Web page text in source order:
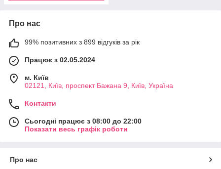
Про нас
99% позитивних з 899 відгуків за рік
Працює з 02.05.2024
м. Київ
02121, Київ, проспект Бажана 9, Київ, Україна
Контакти
Сьогодні працює з 08:00 до 22:00
Показати весь графік роботи
Про нас